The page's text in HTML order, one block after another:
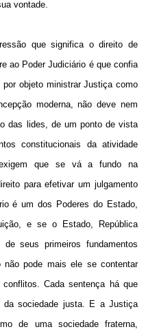
vontade.
que significa o direito de
ao Poder Judiciário é que confia
objeto ministrar Justiça como
moderna, não deve nem
das lides, de um ponto de vista
constitucionais da atividade
exigem que se vá a fundo na
para efetivar um julgamento
é um dos Poderes do Estado,
e se o Estado, República
seus primeiros fundamentos
não pode mais ele se contentar
Cada sentença há que
da sociedade justa. E a Justiça
de uma sociedade fraterna,